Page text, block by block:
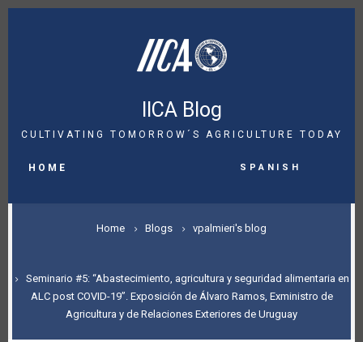
Skip
IICA Blog
CULTIVATING TOMORROW´S AGRICULTURE TODAY
NAVIGATION
HOME Spanish
BREADCRUMB
Home Blogs vpalmieri's blog
Seminario #5: “Abastecimiento, agricultura y seguridad alimentaria en
ALC post COVID-19”. Exposición de Álvaro Ramos, Exministro de
Agricultura y de Relaciones Exteriores de Uruguay